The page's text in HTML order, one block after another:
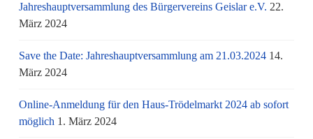
Jahreshauptversammlung des Bürgervereins Geislar e.V. 22.
März 2024
Save the Date: Jahreshauptversammlung am 21.03.2024 14.
März 2024
Online-Anmeldung für den Haus-Trödelmarkt 2024 ab sofort
möglich 1. März 2024